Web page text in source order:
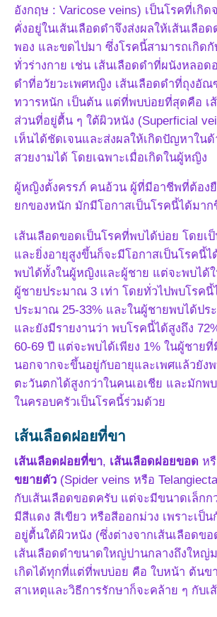
อังกฤษ : Varicose veins) เป็นโรคที่เกิด
คั่งอยู่ในเส้นเลือดดำจึงส่งผลให้เส้นเลือ
พอง และขดไปมา ซึ่งโรคนี้สามารถเกิดกั
ทั่วร่างกาย เช่น เส้นเลือดดำที่ผนังหลอด
ดำที่อวัยวะเพศหญิง เส้นเลือดดำที่ถุงอัณ
ทวารหนัก เป็นต้น แต่ที่พบบ่อยที่สุดคือ เ
ส่วนที่อยู่ตื้น ๆ ใต้ผิวหนัง (Superficial
เห็นได้ชัดเจนและส่งผลให้เกิดปัญหาใน
สวยงามได้ โดยเฉพาะเมื่อเกิดในผู้หญิง
ผู้หญิงตั้งครรภ์ คนอ้วน ผู้ที่มีอาชีพที่ต้อง
ยกของหนัก มักมีโอกาสเป็นโรคนี้ได้มา
เส้นเลือดขอดเป็นโรคที่พบได้บ่อย โดยเ
และยิ่งอายุสูงขึ้นก็จะมีโอกาสเป็นโรคนี้
พบได้ทั้งในผู้หญิงและผู้ชาย แต่จะพบได้
ผู้ชายประมาณ 3 เท่า โดยทั่วไปพบโรค
ประมาณ 25-33% และในผู้ชายพบได้ปร
และยังมีรายงานว่า พบโรคนี้ได้สูงถึง
60-69 ปี แต่จะพบได้เพียง 1% ในผู้ชายที่
นอกจากจะขึ้นอยู่กับอายุและเพศแล้วยัง
ตะวันตกได้สูงกว่าในคนเอเชีย และมักพ
ในครอบครัวเป็นโรคนี้ร่วมด้วย
เส้นเลือดฝอยที่ขา
เส้นเลือดฝอยที่ขา, เส้นเลือดฝอยขอด ห
ขยายตัว (Spider veins หรือ
กับเส้นเลือดขอดครับ แต่จะมีขนาดเล็กก
มีสีแดง สีเขียว หรือสีออกม่วง เพราะเป็น
อยู่ตื้นใต้ผิวหนัง (ซึ่งต่างจากเส้นเลือดข
เส้นเลือดดำขนาดใหญ่ปานกลางถึงใหญ่
เกิดได้ทุกที่แต่ที่พบบ่อย คือ ใบหน้า ต้นข
สาเหตุและวิธีการรักษาก็จะคล้าย ๆ กับเ